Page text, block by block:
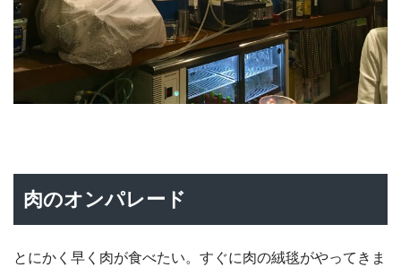
肉のオンパレード
とにかく早く肉が食べたい。すぐに肉の絨毯がやってきま